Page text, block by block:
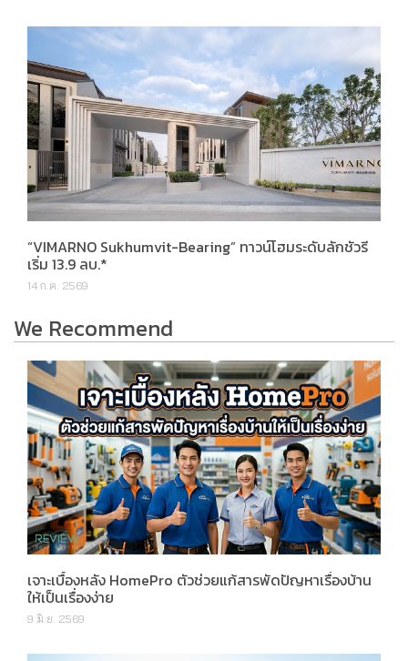
“VIMARNO Sukhumvit-Bearing” ทาวน์โฮมระดับลักชัวรี
เริ่ม 13.9 ลบ.*
14 ก.ค. 2569
We Recommend
เจาะเบื้องหลัง HomePro ตัวช่วยแก้สารพัดปัญหาเรื่องบ้าน
ให้เป็นเรื่องง่าย
9 มิ.ย. 2569